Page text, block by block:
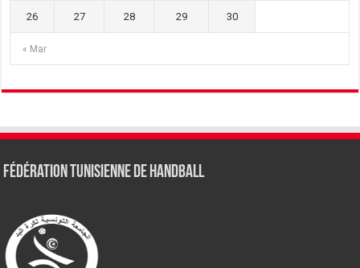
« Mar
26 27 28 29 30
Fédération tunisienne de Handball